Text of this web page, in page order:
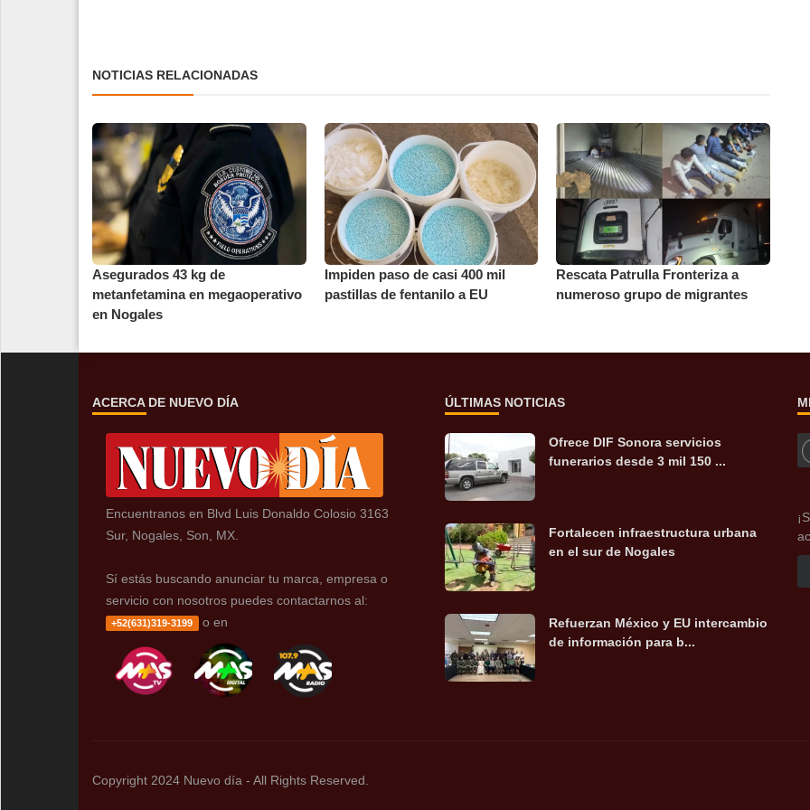
NOTICIAS RELACIONADAS
Asegurados 43 kg de
metanfetamina en megaoperativo
en Nogales
Impiden paso de casi 400 mil
pastillas de fentanilo a EU
Rescata Patrulla Fronteriza a
numeroso grupo de migrantes
ACERCA DE NUEVO DÍA
Encuentranos en Blvd Luis Donaldo Colosio 3163
Sur, Nogales, Son, MX.
Sí estás buscando anunciar tu marca, empresa o
servicio con nosotros puedes contactarnos al:
+52(631)319-3199 o en
ÚLTIMAS NOTICIAS
Ofrece DIF Sonora servicios
funerarios desde 3 mil 150 ...
Fortalecen infraestructura urbana
en el sur de Nogales
Refuerzan México y EU intercambio
de información para b...
Copyright 2024 Nuevo día - All Rights Reserved.